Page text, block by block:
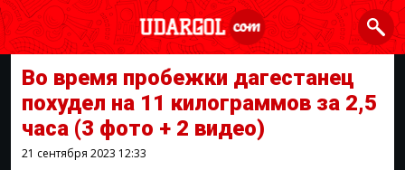
Во время пробежки дагестанец
похудел на 11 килограммов за 2,5
часа (3 фото + 2 видео)
21 сентября 2023 12:33